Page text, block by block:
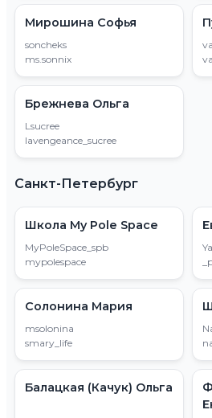
Мирошина Софья
soncheks
ms.sonnix
Брежнева Ольга
Lsucree
lavengeance_sucree
Санкт-Петербург
Школа My Pole Space
MyPoleSpace_spb
mypolespace
Солонина Мария
msolonina
smary_life
Балацкая (Качук) Ольга